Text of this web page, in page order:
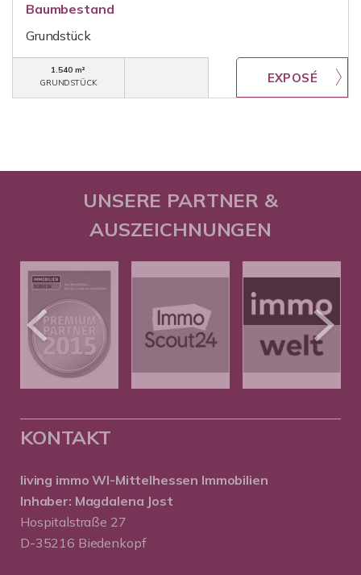
Baumbestand
Grundstück
1.540 m²
GRUNDSTÜCK
UNSERE PARTNER &
AUSZEICHNUNGEN
KONTAKT
living immo WI-Mittelhessen Immobilien
Inhaber: Magdalena Jost
Hospitalstraße 27
D-35216 Biedenkopf